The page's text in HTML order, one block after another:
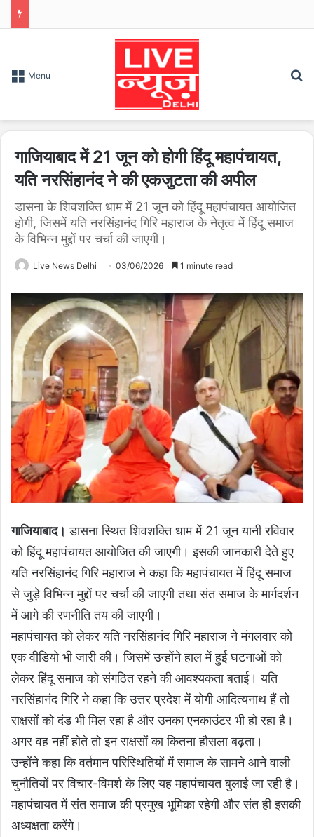
Menu
गाजियाबाद में 21 जून को होगी हिंदू महापंचायत,
यति नरसिंहानंद ने की एकजुटता की अपील
डासना के शिवशक्ति धाम में 21 जून को हिंदू महापंचायत आयोजित
होगी, जिसमें यति नरसिंहानंद गिरि महाराज के नेतृत्व में हिंदू समाज
के विभिन्न मुद्दों पर चर्चा की जाएगी।
Live News Delhi 03/06/2026 1 minute read
गाजियाबाद। डासना स्थित शिवशक्ति धाम में 21 जून यानी रविवार
को हिंदू महापंचायत आयोजित की जाएगी। इसकी जानकारी देते हुए
यति नरसिंहानंद गिरि महाराज ने कहा कि महापंचायत में हिंदू समाज
से जुड़े विभिन्न मुद्दों पर चर्चा की जाएगी तथा संत समाज के मार्गदर्शन
में आगे की रणनीति तय की जाएगी।
महापंचायत को लेकर यति नरसिंहानंद गिरि महाराज ने मंगलवार को
एक वीडियो भी जारी की। जिसमें उन्होंने हाल में हुई घटनाओं को
लेकर हिंदू समाज को संगठित रहने की आवश्यकता बताई। यति
नरसिंहानंद गिरि ने कहा कि उत्तर प्रदेश में योगी आदित्यनाथ हैं तो
राक्षसों को दंड भी मिल रहा है और उनका एनकाउंटर भी हो रहा है।
अगर वह नहीं होते तो इन राक्षसों का कितना हौसला बढ़ता।
उन्होंने कहा कि वर्तमान परिस्थितियों में समाज के सामने आने वाली
चुनौतियों पर विचार-विमर्श के लिए यह महापंचायत बुलाई जा रही है।
महापंचायत में संत समाज की प्रमुख भूमिका रहेगी और संत ही इसकी
अध्यक्षता करेंगे।